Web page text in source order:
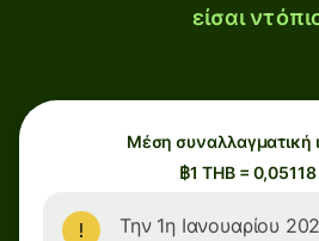
είσαι
Μέση συναλλαγματική
฿1 THB =
Την 1η Ιανουαρίου